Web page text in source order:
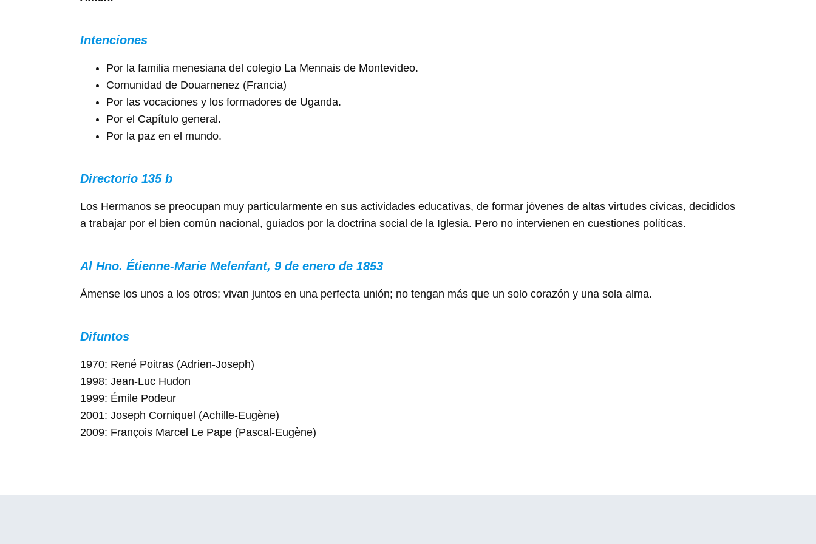
Intenciones
Por la familia menesiana del colegio La Mennais de Montevideo.
Comunidad de Douarnenez (Francia)
Por las vocaciones y los formadores de Uganda.
Por el Capítulo general.
Por la paz en el mundo.
Directorio 135 b
Los Hermanos se preocupan muy particularmente en sus actividades educativas, de formar jóvenes de altas virtudes cívicas, decididos
a trabajar por el bien común nacional, guiados por la doctrina social de la Iglesia. Pero no intervienen en cuestiones políticas.
Al Hno. Étienne-Marie Melenfant, 9 de enero de 1853
Ámense los unos a los otros; vivan juntos en una perfecta unión; no tengan más que un solo corazón y una sola alma.
Difuntos
1970: René Poitras (Adrien-Joseph)
1998: Jean-Luc Hudon
1999: Émile Podeur
2001: Joseph Corniquel (Achille-Eugène)
2009: François Marcel Le Pape (Pascal-Eugène)